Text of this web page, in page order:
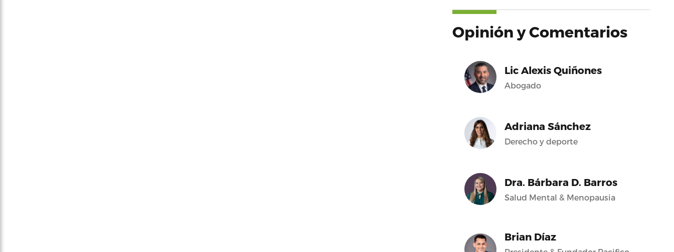
Opinión y Comentarios
Lic Alexis Quiñones
Abogado
Adriana Sánchez
Derecho y deporte
Dra. Bárbara D. Barros
Salud Mental & Menopausia
Brian Díaz